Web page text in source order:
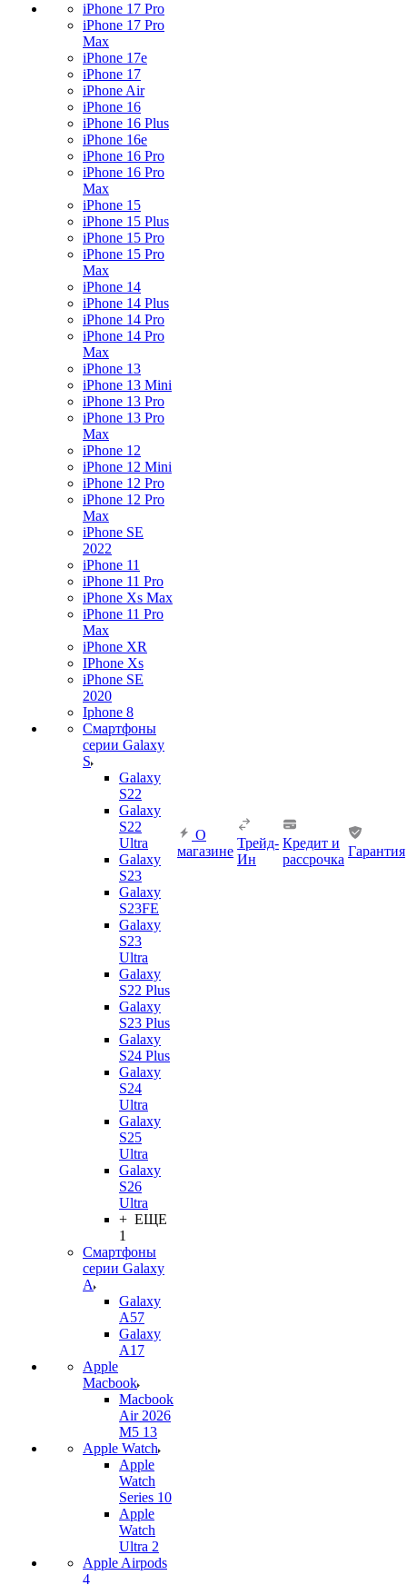
iPhone 17 Pro
iPhone 17 Pro
Max
iPhone 17e
iPhone 17
iPhone Air
iPhone 16
iPhone 16 Plus
iPhone 16e
iPhone 16 Pro
iPhone 16 Pro
Max
iPhone 15
iPhone 15 Plus
iPhone 15 Pro
iPhone 15 Pro
Max
iPhone 14
iPhone 14 Plus
iPhone 14 Pro
iPhone 14 Pro
Max
iPhone 13
iPhone 13 Mini
iPhone 13 Pro
iPhone 13 Pro
Max
iPhone 12
iPhone 12 Mini
iPhone 12 Pro
iPhone 12 Pro
Max
iPhone SE
2022
iPhone 11
iPhone 11 Pro
iPhone Xs Max
iPhone 11 Pro
Max
iPhone XR
IPhone Xs
iPhone SE
2020
Iphone 8
Смартфоны
серии Galaxy
S
Galaxy
S22
Galaxy
S22
Ultra
Galaxy
S23
Galaxy
S23FE
Galaxy
S23
Ultra
Galaxy
S22 Plus
Galaxy
S23 Plus
Galaxy
S24 Plus
Galaxy
S24
Ultra
Galaxy
S25
Ultra
Galaxy
S26
Ultra
+ ЕЩЕ
1
Смартфоны
серии Galaxy
A
Galaxy
A57
Galaxy
A17
Apple
Macbook
Macbook
Air 2026
M5 13
Apple Watch
Apple
Watch
Series 10
Apple
Watch
Ultra 2
Apple Airpods
4
О
магазине
Трейд-
Ин
Кредит и
рассрочка
Гарантия